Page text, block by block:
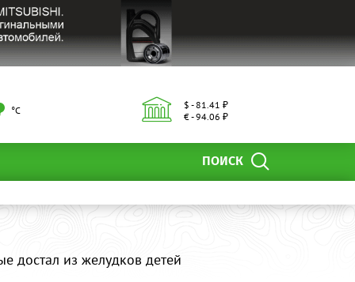
°С
$ - 81.41 ₽
€ - 94.06 ₽
ПОИСК
достал из желудков детей